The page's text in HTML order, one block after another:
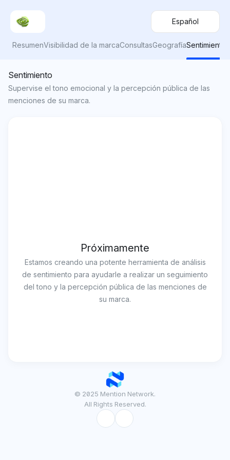
Español
ResumenVisibilidad de la marcaConsultasGeografíaSentimiento
Sentimiento
Supervise el tono emocional y la percepción pública de las
menciones de su marca.
Próximamente
Estamos creando una potente herramienta de análisis
de sentimiento para ayudarle a realizar un seguimiento
del tono y la percepción pública de las menciones de
su marca.
© 2025 Mention Network.
All Rights Reserved.